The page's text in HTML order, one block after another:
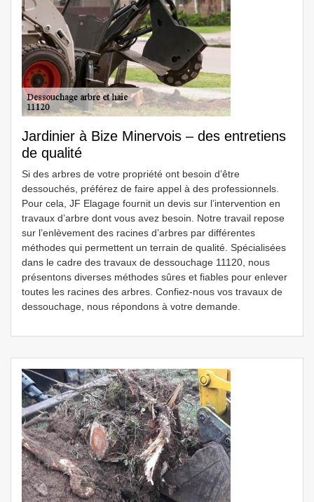
Jardinier à Bize Minervois – des entretiens
de qualité
Si des arbres de votre propriété ont besoin d’être
dessouchés, préférez de faire appel à des professionnels.
Pour cela, JF Elagage fournit un devis sur l’intervention en
travaux d’arbre dont vous avez besoin. Notre travail repose
sur l’enlèvement des racines d’arbres par différentes
méthodes qui permettent un terrain de qualité. Spécialisées
dans le cadre des travaux de dessouchage 11120, nous
présentons diverses méthodes sûres et fiables pour enlever
toutes les racines des arbres. Confiez-nous vos travaux de
dessouchage, nous répondons à votre demande.